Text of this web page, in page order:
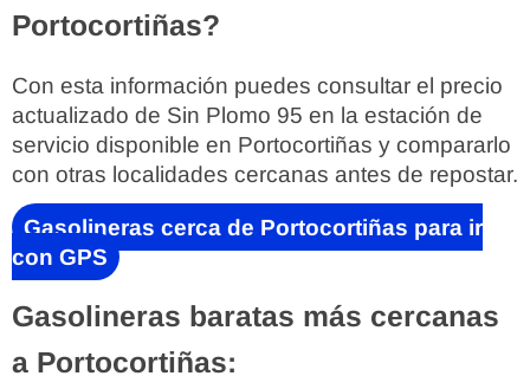
Portocortiñas?
Con esta información puedes consultar el precio
actualizado de Sin Plomo 95 en la estación de
servicio disponible en Portocortiñas y compararlo
con otras localidades cercanas antes de repostar.
Gasolineras cerca de Portocortiñas para ir
con GPS
Gasolineras baratas más cercanas
a Portocortiñas: